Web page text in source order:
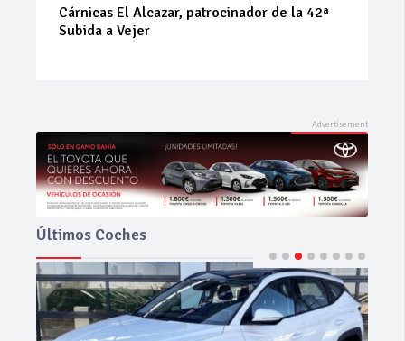
de la 42ª
La Junta implementa mejoras
Últimos Coches